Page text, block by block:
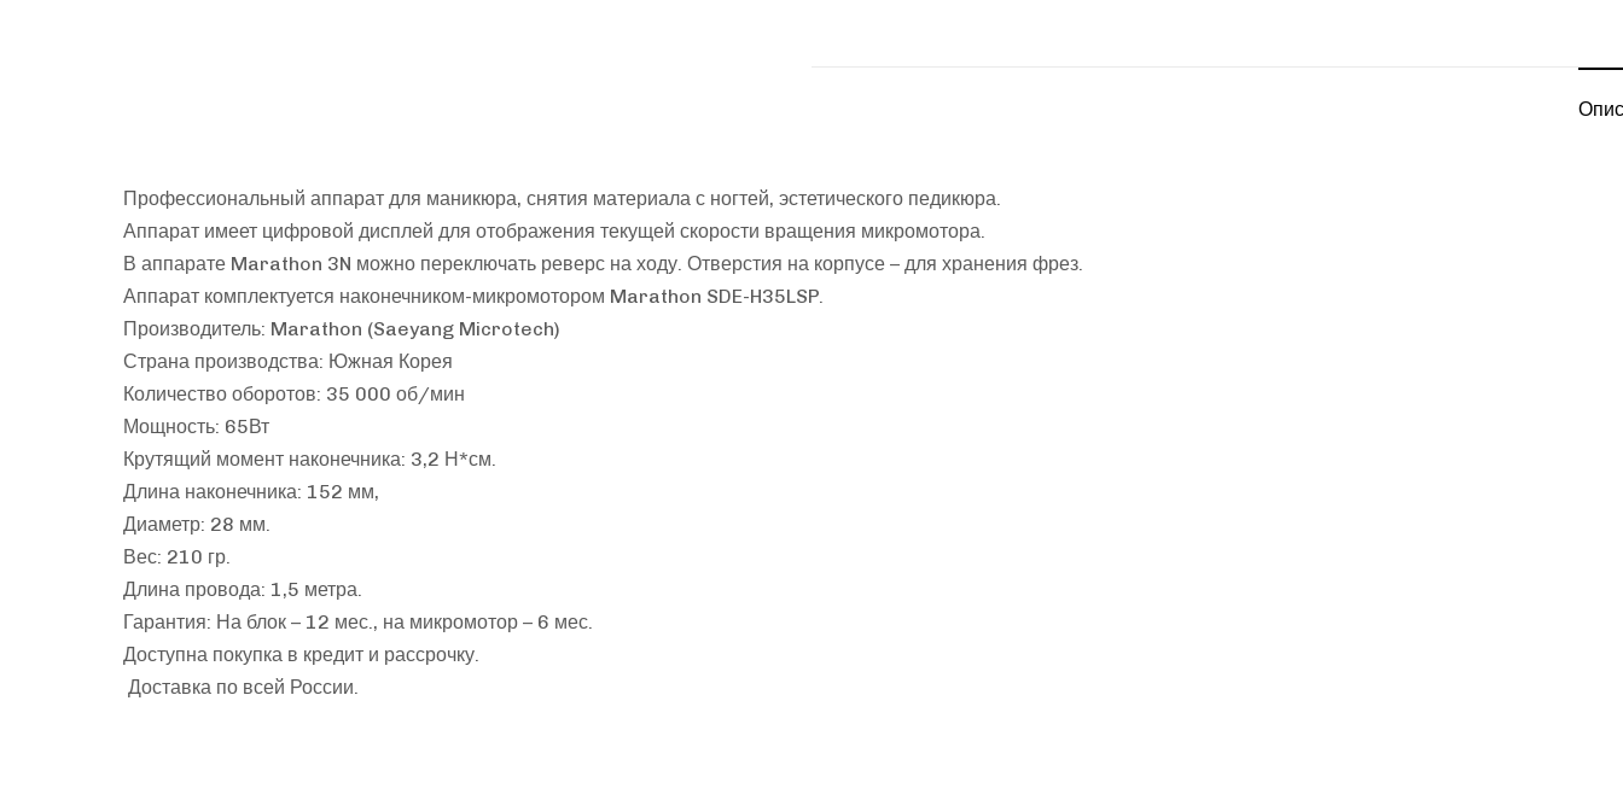
Профессиональный аппарат для маникюра, снятия материала с ногтей, эстетического педикюра.
Аппарат имеет цифровой дисплей для отображения текущей скорости вращения микромотора.
В аппарате Marathon 3N можно переключать реверс на ходу. Отверстия на корпусе – для хранения фрез.
Аппарат комплектуется наконечником-микромотором Marathon SDE-H35LSP.
Производитель: Marathon (Saeyang Microtech)
Страна производства: Южная Корея
Количество оборотов: 35 000 об/мин
Мощность: 65Вт
Крутящий момент наконечника: 3,2 Н*см.
Длина наконечника: 152 мм,
Диаметр: 28 мм.
Вес: 210 гр.
Длина провода: 1,5 метра.
Гарантия: На блок – 12 мес., на микромотор – 6 мес.
Доступна покупка в кредит и рассрочку.
Доставка по всей России.